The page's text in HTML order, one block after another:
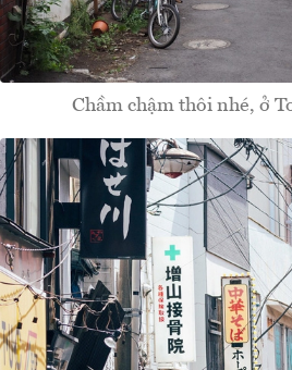
Chầm chậm thôi nhé, ở